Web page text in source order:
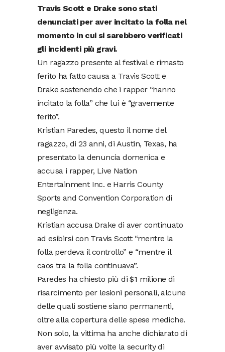
Travis Scott e Drake sono stati
denunciati per aver incitato la folla nel
momento in cui si sarebbero verificati
gli incidenti più gravi.
Un ragazzo presente al festival e rimasto
ferito ha fatto causa a Travis Scott e
Drake sostenendo che i rapper “hanno
incitato la folla” che lui è “gravemente
ferito”.
Kristian Paredes, questo il nome del
ragazzo, di 23 anni, di Austin, Texas, ha
presentato la denuncia domenica e
accusa i rapper, Live Nation
Entertainment Inc. e Harris County
Sports and Convention Corporation di
negligenza.
Kristian accusa Drake di aver continuato
ad esibirsi con Travis Scott “mentre la
folla perdeva il controllo” e “mentre il
caos tra la folla continuava”.
Paredes ha chiesto più di $1 milione di
risarcimento per lesioni personali, alcune
delle quali sostiene siano permanenti,
oltre alla copertura delle spese mediche.
Non solo, la vittima ha anche dichiarato di
aver avvisato più volte la security di